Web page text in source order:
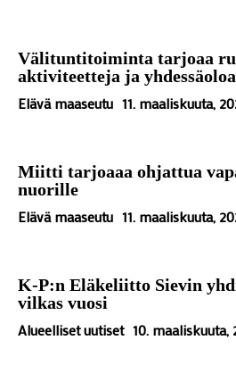
Välituntitoiminta tarjoaa
aktiviteetteja ja yhdessäoloa
Elävä maaseutu 11. maaliskuuta,
Miitti tarjoaaa ohjattua
nuorille
Elävä maaseutu 11. maaliskuuta,
K-P:n Eläkeliitto Sievin
vilkas vuosi
Alueelliset uutiset 10. maaliskuuta,